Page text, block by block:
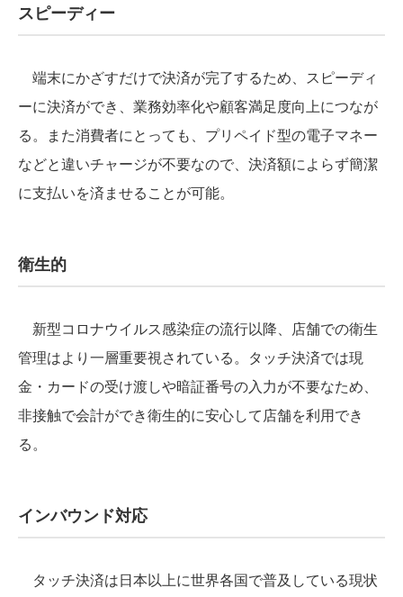
スピーディー
端末にかざすだけで決済が完了するため、スピーディ
ーに決済ができ、業務効率化や顧客満足度向上につなが
る。また消費者にとっても、プリペイド型の電子マネー
などと違いチャージが不要なので、決済額によらず簡潔
に支払いを済ませることが可能。
衛生的
新型コロナウイルス感染症の流行以降、店舗での衛生
管理はより一層重要視されている。タッチ決済では現
金・カードの受け渡しや暗証番号の入力が不要なため、
非接触で会計ができ衛生的に安心して店舗を利用でき
る。
インバウンド対応
タッチ決済は日本以上に世界各国で普及している現状